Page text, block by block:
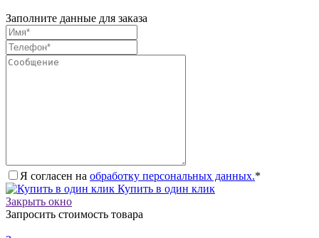
Заполните данные для заказа
Я согласен на обработку персональных данных.*
Купить в один клик
Закрыть окно
Запросить стоимость товара